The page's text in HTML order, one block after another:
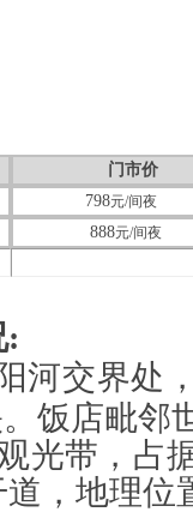
门市价
798元/间夜
888元/间夜
:
河交界处
饭店毗邻
光带，占
，地理位